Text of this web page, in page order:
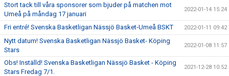
Stort tack till våra sponsorer som bjuder på matchen mot
Umeå på måndag 17 januari
2022-01-14 15:24
Fri entré! Svenska Basketligan Nässjö Basket-Umeå BSKT 2022-01-11 09:42
Nytt datum! Svenska Basketligan Nässjö Basket- Köping
Stars
2022-01-08 11:57
Obs! Inställd! Svenska Basketligan Nässjö Basket - Köping
Stars Fredag 7/1.
2021-12-28 10:52